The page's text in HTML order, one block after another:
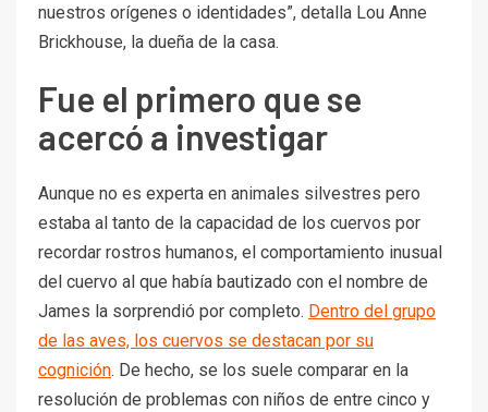
nuestros orígenes o identidades”, detalla Lou Anne
Brickhouse, la dueña de la casa.
Fue el primero que se
acercó a investigar
Aunque no es experta en animales silvestres pero
estaba al tanto de la capacidad de los cuervos por
recordar rostros humanos, el comportamiento inusual
del cuervo al que había bautizado con el nombre de
James la sorprendió por completo. Dentro del grupo
de las aves, los cuervos se destacan por su
cognición. De hecho, se los suele comparar en la
resolución de problemas con niños de entre cinco y